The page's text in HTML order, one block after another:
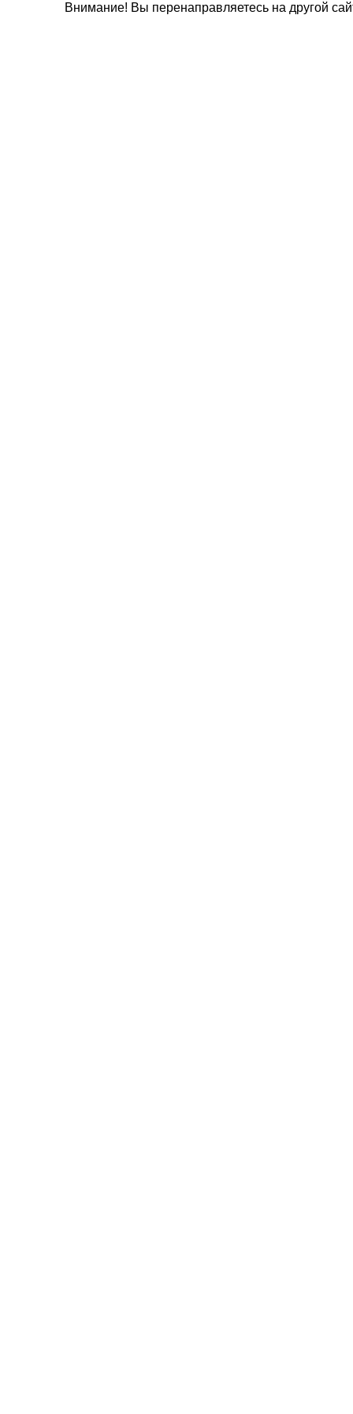
Внимание! Вы перенаправляетесь на другой